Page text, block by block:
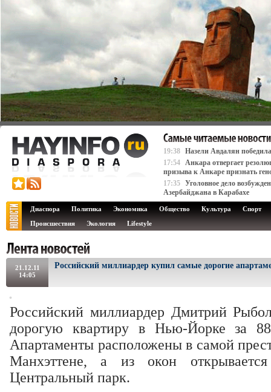
19:38 Назели Авдалян
17:54
Анкара отвергает
призыва к Анкаре признать
17:35 Уголовное дело
Азербайджана в Карабахе
Диаспора Политика Экономика Общество Культура
Спорт
Происшествия
Экология Lifestyle
21.12.11
14:05
Российский миллиардер купил самые дорогие
Российский миллиардер Дмитрий
дорогую квартиру в Нью-Йорке за
Апартаменты расположены в самой
Манхэттене, а из окон
Центральный парк.